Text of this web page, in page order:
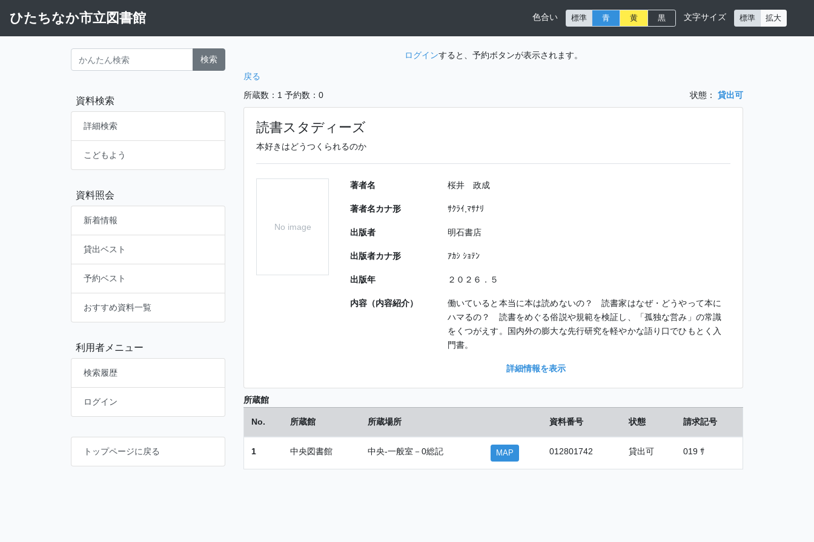
ひたちなか市立図書館 色合い 標準 青 黄 黒 文字サイズ 標準 拡大
検索
資料検索
詳細検索
こどもよう
資料照会
新着情報
貸出ベスト
予約ベスト
おすすめ資料一覧
利用者メニュー
検索履歴
ログイン
トップページに戻る
ログインすると、予約ボタンが表示されます。
戻る
所蔵数：1 予約数：0 状態： 貸出可
読書スタディーズ
本好きはどうつくられるのか
No image
著者名 桜井 政成
著者名カナ形 ｻｸﾗｲ,ﾏｻﾅﾘ
出版者 明石書店
出版者カナ形 ｱｶｼ ｼｮﾃﾝ
出版年 ２０２６．５
内容（内容紹介）
働いていると本当に本は読めないの？ 読書家はなぜ・どうやって本に
ハマるの？ 読書をめぐる俗説や規範を検証し、「孤独な営み」の常識
をくつがえす。国内外の膨大な先行研究を軽やかな語り口でひもとく入
門書。
詳細情報を表示
所蔵館
No. 所蔵館 所蔵場所 資料番号 状態 請求記号
1 中央図書館 中央-一般室－0総記 MAP 012801742 貸出可 019 ｻ